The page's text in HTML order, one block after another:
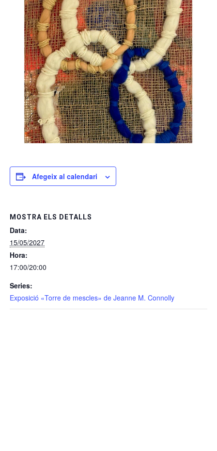
Afegeix al calendari
MOSTRA ELS DETALLS
Data:
15/05/2027
Hora:
17:00/20:00
Series:
Exposició «Torre de mescles» de Jeanne M. Connolly